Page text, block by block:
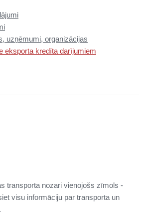
uzņēmumi, organizācijas
eksporta kredīta darījumiem
transporta nozari vienojošs zīmols -
visu informāciju par transporta un